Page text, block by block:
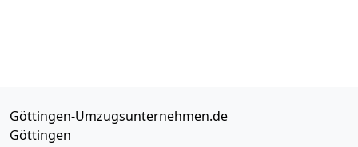
Göttingen-Umzugsunternehmen.de
Göttingen